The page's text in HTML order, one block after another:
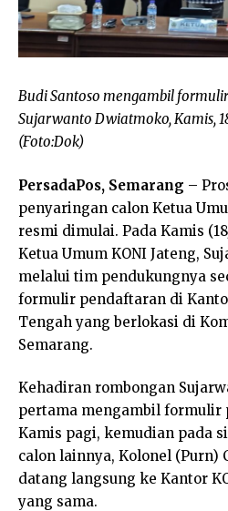
Budi Santoso mengambil
Sujarwanto Dwiatmoko, Kamis,
(Foto:Dok)
PersadaPos, Semarang –
penyaringan calon Ketua
resmi dimulai. Pada Kamis
Ketua Umum KONI Jateng,
melalui tim pendukungnya
formulir pendaftaran di
Tengah yang berlokasi di
Semarang.
Kehadiran rombongan
pertama mengambil formulir
Kamis pagi, kemudian pada
calon lainnya, Kolonel (Purn)
datang langsung ke Kantor
yang sama.